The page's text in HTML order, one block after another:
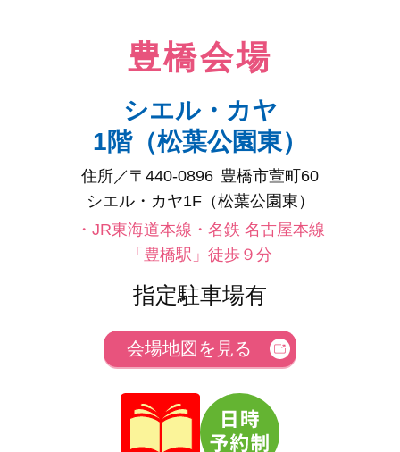
豊橋会場
シエル・カヤ
1階（松葉公園東）
住所／〒440-0896 豊橋市萱町60
シエル・カヤ1F（松葉公園東）
・JR東海道本線・名鉄 名古屋本線
「豊橋駅」徒歩９分
指定駐車場有
会場地図を見る